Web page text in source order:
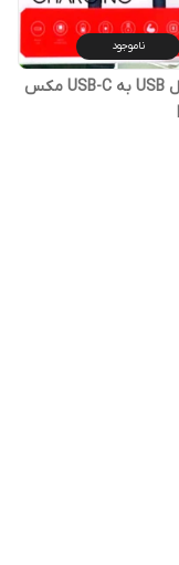
ناموجود
کابل تبدیل USB به USB-C مکس